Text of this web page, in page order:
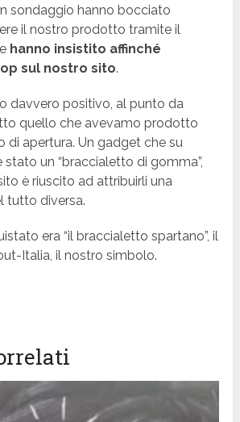
sondaggio hanno bocciato
il nostro prodotto tramite il
hanno insistito affinché
sul nostro sito.
davvero positivo, al punto da
quello che avevamo prodotto
di apertura.Un gadget che su
un “braccialetto di gomma”,
è riuscito ad attribuirli una
tutto diversa.
era “il braccialetto spartano”, il
Italia, il nostro simbolo.